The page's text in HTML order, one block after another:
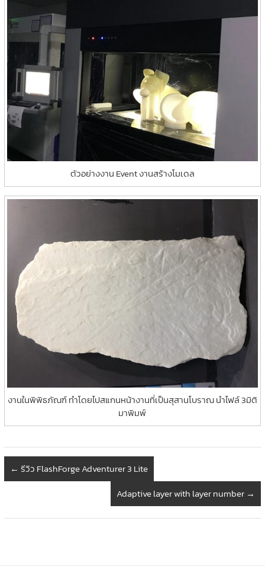
ตัวอย่างงาน Event งานสร้างโมเดล
งานในพิพิธภัณฑ์ ทำโดยไปสแกนหน้างานที่เป็นสุสานโบราณ นำไฟล์ 3มิติ
มาพิมพ์
← รีวิว FlashForge Adventurer 3 Lite
Adaptive layer with layer number →